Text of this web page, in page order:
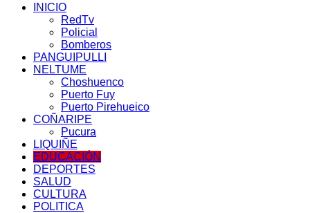
INICIO
RedTv
Policial
Bomberos
PANGUIPULLI
NELTUME
Choshuenco
Puerto Fuy
Puerto Pirehueico
COÑARIPE
Pucura
LIQUIÑE
EDUCACIÓN
DEPORTES
SALUD
CULTURA
POLITICA